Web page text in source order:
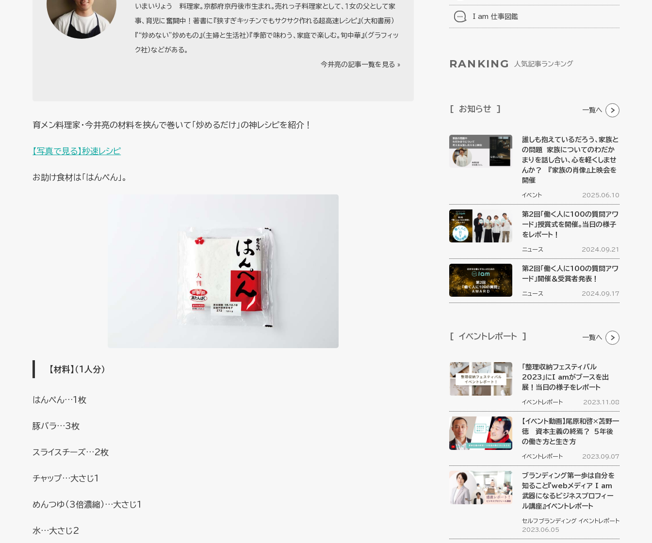
いまいりょう 料理家。京都府京丹後市生まれ。売れっ子料理家として、１女の父として家
事、育児に奮闘中！著書に『狭すぎキッチンでもサクサク作れる超高速レシピ』（大和書房）
『“炒めない”炒めもの』（主婦と生活社）『季節で味わう、家庭で楽しむ。旬中華』（グラフィッ
ク社）などがある。
今井亮の記事一覧を見る »
育メン料理家・今井亮の材料を挟んで巻いて「炒めるだけ」の神レシピを紹介！
【写真で見る】秒速レシピ
お助け食材は「はんぺん」。
【材料】 （１人分）
はんぺん…1枚
豚バラ…3枚
スライスチーズ…2枚
チャップ…大さじ1
めんつゆ（3倍濃縮）…大さじ1
水…大さじ2
I am 仕事図鑑
RANKING 人気記事ランキング
お知らせ 一覧へ
誰しも抱えているだろう、家族と
の問題 家族についてのわだか
まりを話し合い、心を軽くしませ
んか？ 『家族の肖像』上映会を
開催
イベント 2025.06.10
第2回「働く人に100の質問アワ
ード」授賞式を開催。当日の様子
をレポート！
ニュース 2024.09.21
第2回「働く人に100の質問アワ
ード」開催＆受賞者発表！
ニュース 2024.09.17
イベントレポート 一覧へ
「整理収納フェスティバル
2023」にI amがブースを出
展！当日の様子をレポート
イベントレポート 2023.11.08
【イベント動画】尾原和啓×苫野一
徳 資本主義の終焉？ ５年後
の働き方と生き方
イベントレポート 2023.09.07
ブランディング第一歩は自分を
知ること『webメディア I am
武器になるビジネスプロフィー
ル講座』イベントレポート
セルフブランディング イベントレポート
2023.06.05